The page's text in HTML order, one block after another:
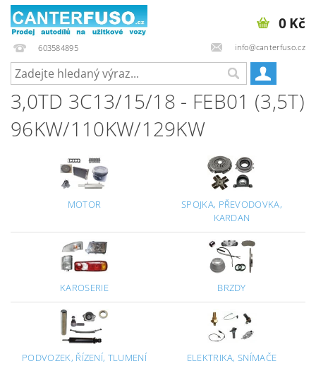
603584895 info@canterfuso.cz
0 Kč
3,0TD 3C13/15/18 - FEB01 (3,5T)
96KW/110KW/129KW
MOTOR
SPOJKA, PŘEVODOVKA,
KARDAN
KAROSERIE BRZDY
PODVOZEK, ŘÍZENÍ, TLUMENÍ ELEKTRIKA, SNÍMAČE